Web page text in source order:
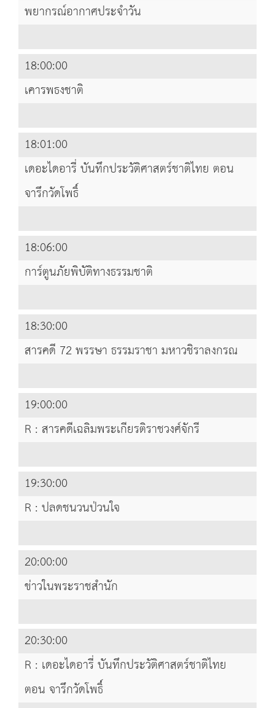
พยากรณ์อากาศประจำวัน
18:00:00
เคารพธงชาติ
18:01:00
เดอะไดอารี่ บันทึกประวัติศาสตร์ชาติไทย ตอน
จารึกวัดโพธิ์
18:06:00
การ์ตูนภัยพิบัติทางธรรมชาติ
18:30:00
สารคดี 72 พรรษา ธรรมราชา มหาวชิราลงกรณ
19:00:00
R : สารคดีเฉลิมพระเกียรติราชวงศ์จักรี
19:30:00
R : ปลดชนวนป่วนใจ
20:00:00
ข่าวในพระราชสำนัก
20:30:00
R : เดอะไดอารี่ บันทึกประวัติศาสตร์ชาติไทย
ตอน จารึกวัดโพธิ์